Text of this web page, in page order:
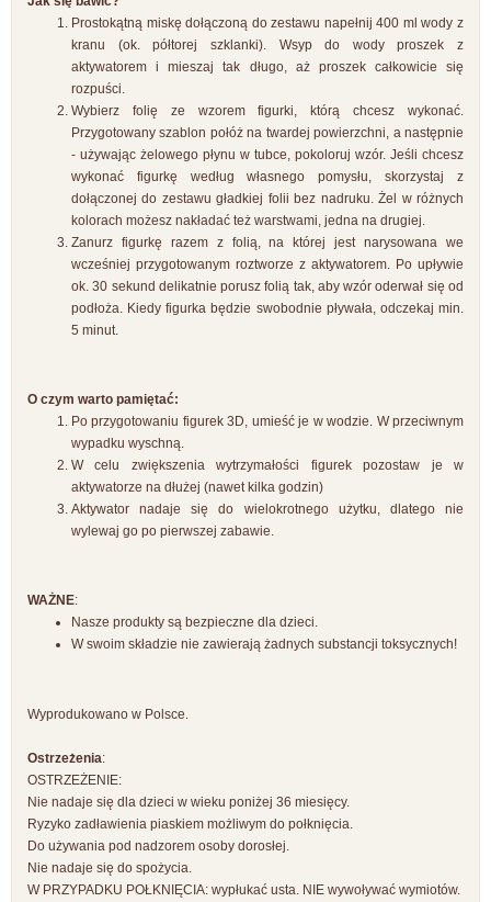
Prostokątną miskę dołączoną do zestawu napełnij 400 ml wody z
kranu (ok. półtorej szklanki). Wsyp do wody proszek z
aktywatorem i mieszaj tak długo, aż proszek całkowicie się
rozpuści.
Wybierz folię ze wzorem figurki, którą chcesz wykonać.
Przygotowany szablon połóż na twardej powierzchni, a następnie
- używając żelowego płynu w tubce, pokoloruj wzór. Jeśli chcesz
wykonać figurkę według własnego pomysłu, skorzystaj z
dołączonej do zestawu gładkiej folii bez nadruku. Żel w różnych
kolorach możesz nakładać też warstwami, jedna na drugiej.
Zanurz figurkę razem z folią, na której jest narysowana we
wcześniej przygotowanym roztworze z aktywatorem. Po upływie
ok. 30 sekund delikatnie porusz folią tak, aby wzór oderwał się od
podłoża. Kiedy figurka będzie swobodnie pływała, odczekaj min.
5 minut.
O czym warto pamiętać:
Po przygotowaniu figurek 3D, umieść je w wodzie. W przeciwnym
wypadku wyschną.
W celu zwiększenia wytrzymałości figurek pozostaw je w
aktywatorze na dłużej (nawet kilka godzin)
Aktywator nadaje się do wielokrotnego użytku, dlatego nie
wylewaj go po pierwszej zabawie.
WAŻNE:
Nasze produkty są bezpieczne dla dzieci.
W swoim składzie nie zawierają żadnych substancji toksycznych!
Wyprodukowano w Polsce.
Ostrzeżenia:
OSTRZEŻENIE:
Nie nadaje się dla dzieci w wieku poniżej 36 miesięcy.
Ryzyko zadławienia piaskiem możliwym do połknięcia.
Do używania pod nadzorem osoby dorosłej.
Nie nadaje się do spożycia.
W PRZYPADKU POŁKNIĘCIA: wypłukać usta. NIE wywoływać wymiotów.